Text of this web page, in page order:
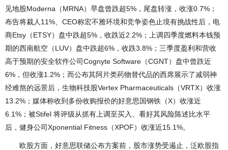
见地股Moderna（MRNA）早盘曾跌超5%，尾盘转涨，收涨0.7%；
布告将裁人11%、CEO称宏不雅环境和竞争姿色止境有挑战性后，电
商Etsy（ETSY）盘中跌超5%，收跌近2.2%；上调四季度燃料本钱预
期的西南航空（LUV）盘中跌超6%，收跌3.8%；三季度盈利和营收
高于预期的安全软件公司Cognyte Software（CGNT）盘中曾跌近
6%，但收涨1.2%；而公布其阿片类药物替代品的西席展示了减弱神
经难熬的远景后，生物科技股Vertex Pharmaceuticals（VRTX）收涨
13.2%；媒体称收到多份收购报价的好意思国钢铁（X）收涨近
6.1%；被Stifel 将评级从抓有上调至买入、看好其风险陈述比水平
后，健身公司Xponential Fitness（XPOF）收涨近15.1%。
欧股方面，好意思联储公布方案前，股市涨势受遏止，泛欧股指